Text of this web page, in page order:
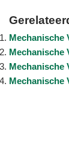
Mechanische
Mechanische
Mechanische
Mechanische